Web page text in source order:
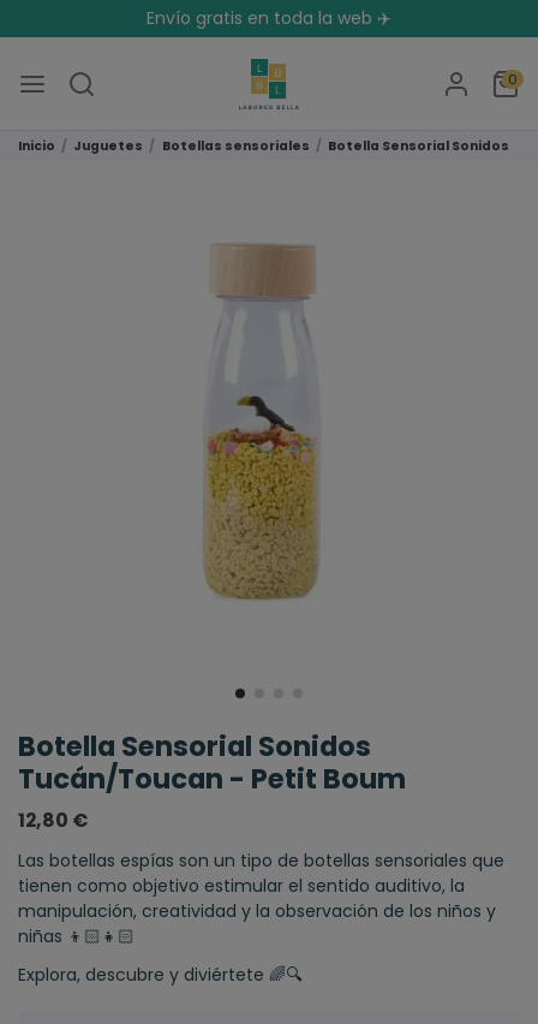
Envío gratis en toda la web ✈️
0
Inicio Juguetes Botellas sensoriales Botella Sensorial Sonidos
Botella Sensorial Sonidos
Tucán/Toucan - Petit Boum
12,80 €
Las botellas espías son un tipo de botellas sensoriales que
tienen como objetivo estimular el sentido auditivo, la
manipulación, creatividad y la observación de los niños y
niñas 👦🏻​👧🏻​
Explora, descubre y diviértete 🌈🔍